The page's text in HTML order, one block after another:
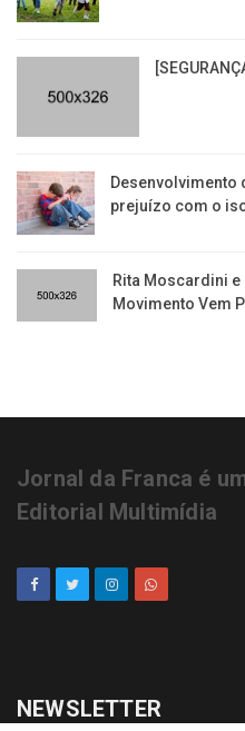
Desenvolvimento
prejuízo com o
Rita Moscardini
Movimento Vem
Jornal da Franca é
Editorial Multimídia
NEWSLETTER